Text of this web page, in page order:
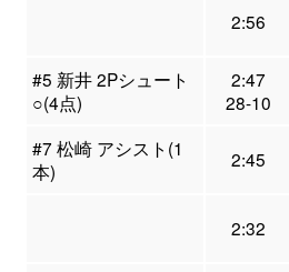
2:56
#5 新井 2Pシュート
○(4点)
2:47
28-10
#7 松崎 アシスト(1
本)
2:45
2:32